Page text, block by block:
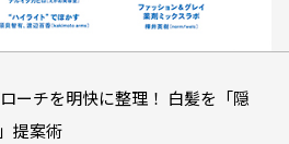
ーチを明快に整理！ 白髪を「隠
提案術